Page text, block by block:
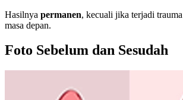
Hasilnya permanen, kecuali jika terjadi
masa depan.
Foto Sebelum dan Sesudah